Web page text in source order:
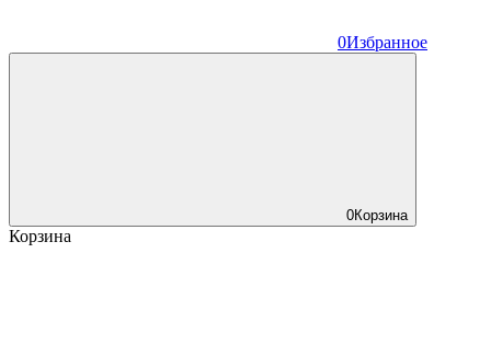
0Избранное
0Корзина
Корзина